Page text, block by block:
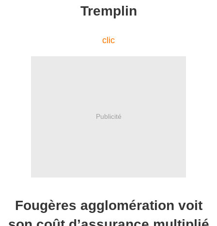
Tremplin
clic
Publicité
Fougères agglomération voit